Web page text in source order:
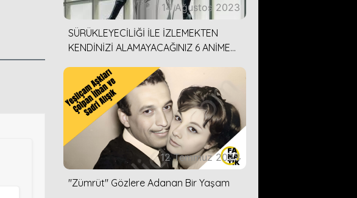
14 Ağustos 2023
SÜRÜKLEYECİLİĞİ İLE İZLEMEKTEN
KENDİNİZİ ALAMAYACAĞINIZ 6 ANİME
12 Temmuz 2023
''Zümrüt'' Gözlere Adanan Bir Yaşam